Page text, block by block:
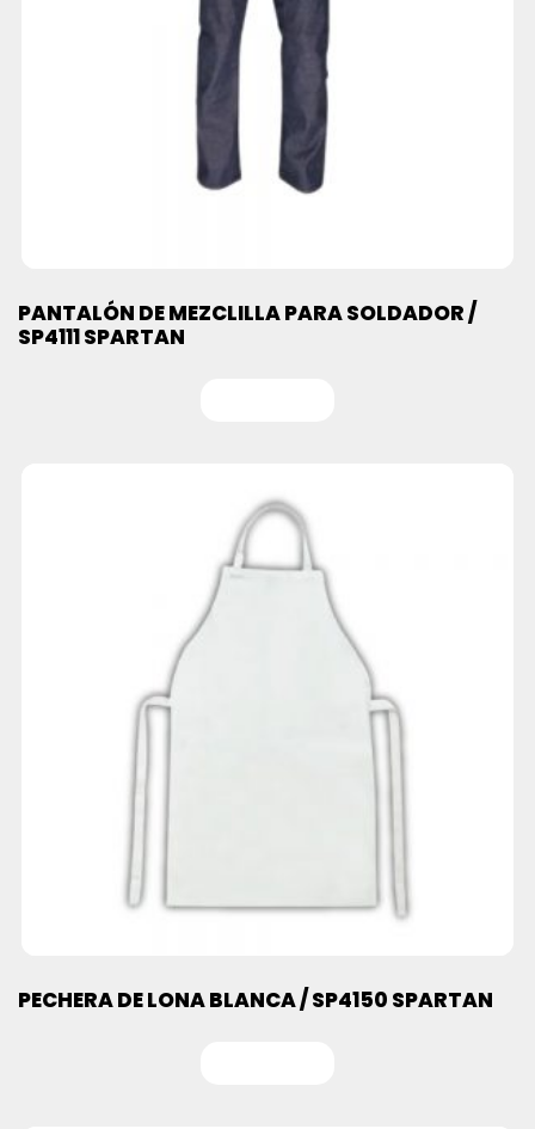
PANTALÓN DE MEZCLILLA PARA SOLDADOR /
SP4111 SPARTAN
PECHERA DE LONA BLANCA / SP4150 SPARTAN